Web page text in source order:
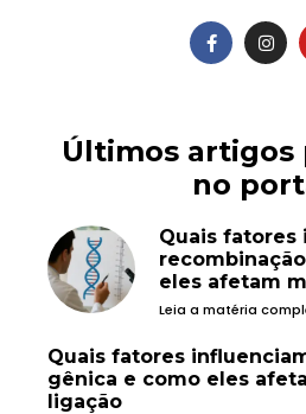
Últimos artigos
no
Quais fatores
eles afetam
Leia a matéria
Quais fatores
gênica e como eles
ligação